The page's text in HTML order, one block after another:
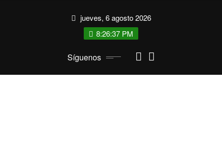
jueves, 6 agosto 2026
8:26:37 PM
Síguenos